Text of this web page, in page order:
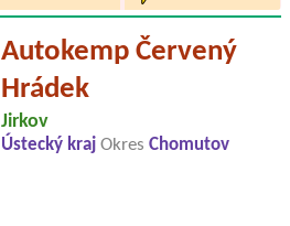
Autokemp Červený
Hrádek
Jirkov
Ústecký kraj Okres Chomutov